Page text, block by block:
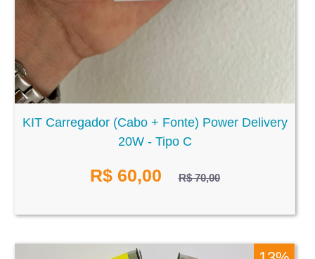
KIT Carregador (Cabo + Fonte) Power Delivery
20W - Tipo C
R$ 60,00 R$ 70,00